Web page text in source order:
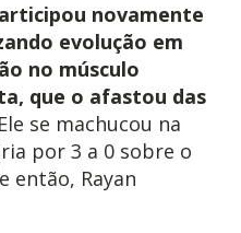
novamente
evolução em
no músculo
que o afastou das
Ele se machucou na
por 3 a 0 sobre o
então, Rayan